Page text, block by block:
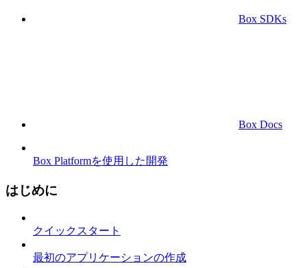
Box SDKs
Box Docs
Box Platformを使用した開発
はじめに
クイックスタート
最初のアプリケーションの作成